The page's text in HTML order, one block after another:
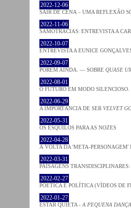
2022-12-06
SAIR DE CENA – UMA REFLEXÃO
2022-11-06
SAMOTRACIAS: ENTREVISTA A
2022-10-07
ENTREVISTA A EUNICE
2022-09-07
PORÉM AINDA. — SOBRE QUASE
2022-08-01
O FUTURO EM MODO
2022-06-29
A IMPORTÂNCIA DE SER VELVET
2022-05-31
OS ESQUILOS PARA AS NOZES
2022-04-28
À VOLTA DA 'META-PERSONAGEM'
2022-03-31
PAISAGENS
2022-02-27
POÉTICA E POLÍTICA (VÍDEOS DE
2022-01-27
ESTAR QUIETA - A PEQUENA DANÇA